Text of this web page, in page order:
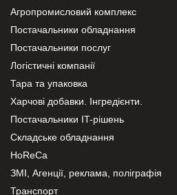
Агропромисловий комплекс
Постачальники обладнання
Постачальники послуг
Логістичні компанії
Тара та упаковка
Харчові добавки. Інгредієнти.
Постачальники IT-рішень
Складське обладнання
HoReCa
ЗМІ, Агенції, реклама, поліграфія
Транспорт